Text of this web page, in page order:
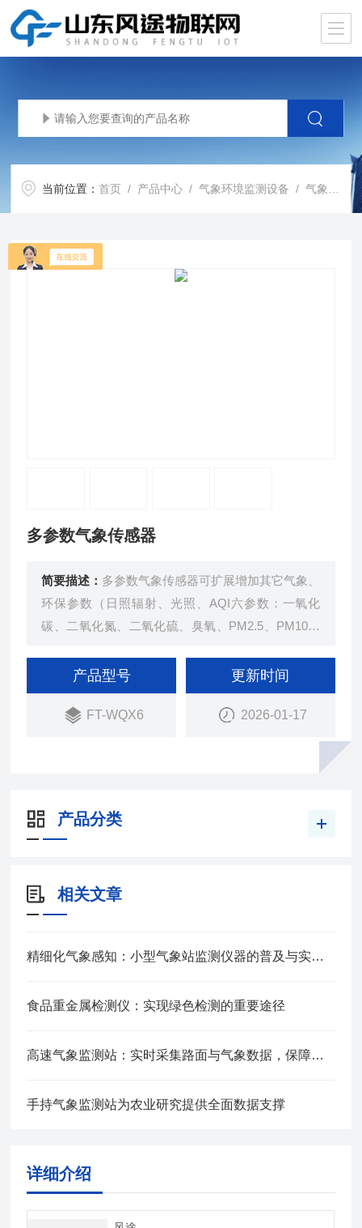
当前位置：首页 / 产品中心 /气象环境监测设备 /气象监测站
多参数气象传感器
简要描述： 多参数气象传感器可扩展增加其它气象、
环保参数（日照辐射、光照、AQI六参数：一氧化
碳、二氧化氮、二氧化硫、臭氧、PM2.5、PM10）
产品型号
FT-WQX6
更新时间
2026-01-17
产品分类
相关文章
精细化气象感知：小型气象站监测仪器的普及与实用价值
食品重金属检测仪：实现绿色检测的重要途径
高速气象监测站：实时采集路面与气象数据，保障道路行车安全
手持气象监测站为农业研究提供全面数据支撑
详细介绍